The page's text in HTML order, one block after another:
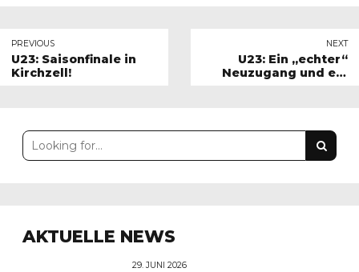
PREVIOUS
U23: Saisonfinale in
Kirchzell!
NEXT
U23: Ein „echter“
Neuzugang und ein
AKTUELLE NEWS
29. JUNI 2026